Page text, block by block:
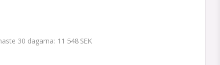
30 dagarna 11 548 SEK